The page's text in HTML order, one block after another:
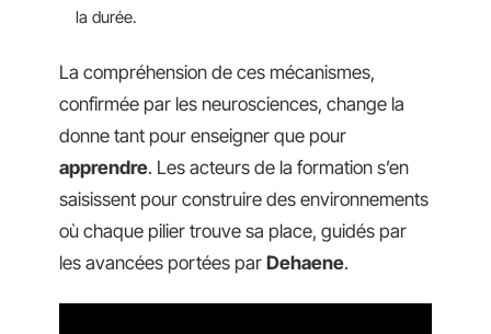
la durée.
La compréhension de ces mécanismes,
confirmée par les neurosciences, change la
donne tant pour enseigner que pour
apprendre. Les acteurs de la formation s’en
saisissent pour construire des environnements
où chaque pilier trouve sa place, guidés par
les avancées portées par Dehaene.